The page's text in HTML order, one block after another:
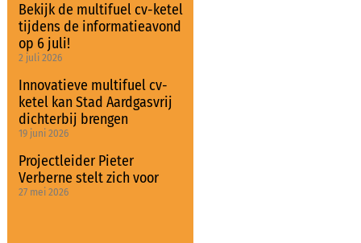
Bekijk de multifuel cv-ketel
tijdens de informatieavond
op 6 juli!
2 juli 2026
Innovatieve multifuel cv-
ketel kan Stad Aardgasvrij
dichterbij brengen
19 juni 2026
Projectleider Pieter
Verberne stelt zich voor
27 mei 2026